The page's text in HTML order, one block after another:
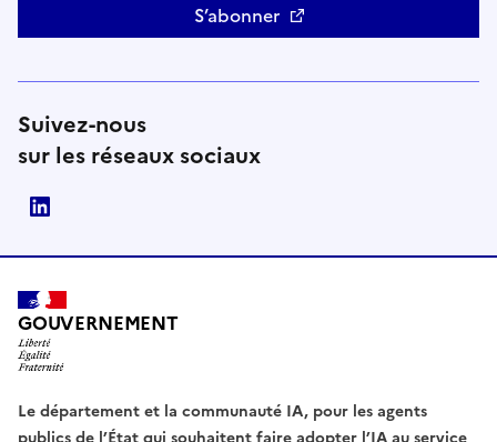
S’abonner
Suivez-nous
sur les réseaux sociaux
GOUVERNEMENT
Le département et la communauté IA, pour les agents